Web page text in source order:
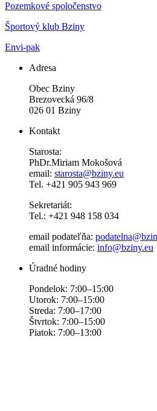
Pozemkové spoločenstvo
Športový klub Bziny
Envi-pak
Adresa
Obec Bziny
Brezovecká 96/8
026 01 Bziny
Kontakt
Starosta:
PhDr.Miriam Mokošová
email: starosta@bziny.eu
Tel. +421 905 943 969
Sekretariát:
Tel.: +421 948 158 034
email podateľňa:
email informácie: info@bziny.eu
Úradné hodiny
Pondelok: 7:00–15:00
Utorok: 7:00–15:00
Streda: 7:00–17:00
Štvrtok: 7:00–15:00
Piatok: 7:00–13:00